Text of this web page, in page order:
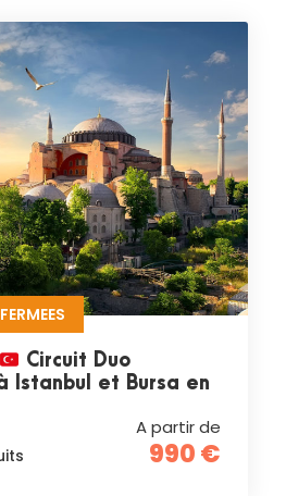
Circuit Duo
Istanbul et Bursa en
A partir de
990 €